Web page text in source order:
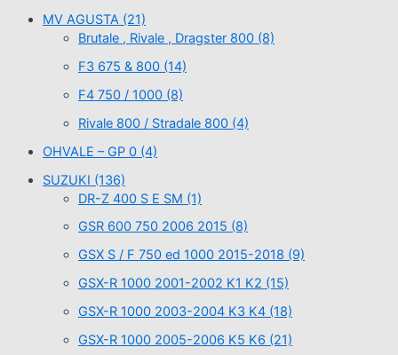
MV AGUSTA (21)
Brutale , Rivale , Dragster 800 (8)
F3 675 & 800 (14)
F4 750 / 1000 (8)
Rivale 800 / Stradale 800 (4)
OHVALE – GP 0 (4)
SUZUKI (136)
DR-Z 400 S E SM (1)
GSR 600 750 2006 2015 (8)
GSX S / F 750 ed 1000 2015-2018 (9)
GSX-R 1000 2001-2002 K1 K2 (15)
GSX-R 1000 2003-2004 K3 K4 (18)
GSX-R 1000 2005-2006 K5 K6 (21)